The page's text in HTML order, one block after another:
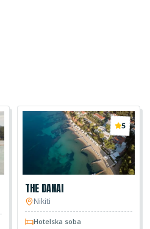
5
THE DANAI
Nikiti
Hotelska soba